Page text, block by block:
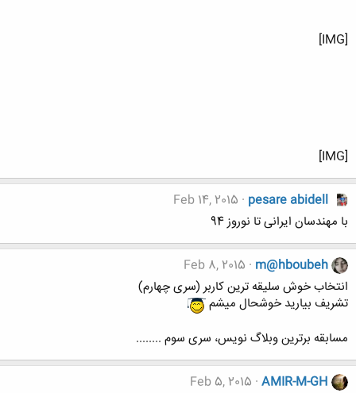
[IMG]
[IMG]
pesare abidell
Feb 14, 2015
با مهندسان ایرانی تا نوروز 94
m@hboubeh
Feb 8, 2015
انتخاب خوش سلیقه ترین کاربر (سری چهارم)
تشریف بیارید خوشحال میشم
مسابقه برترین وبلاگ نویس، سری سوم ........
AMIR-M-GH
Feb 5, 2015